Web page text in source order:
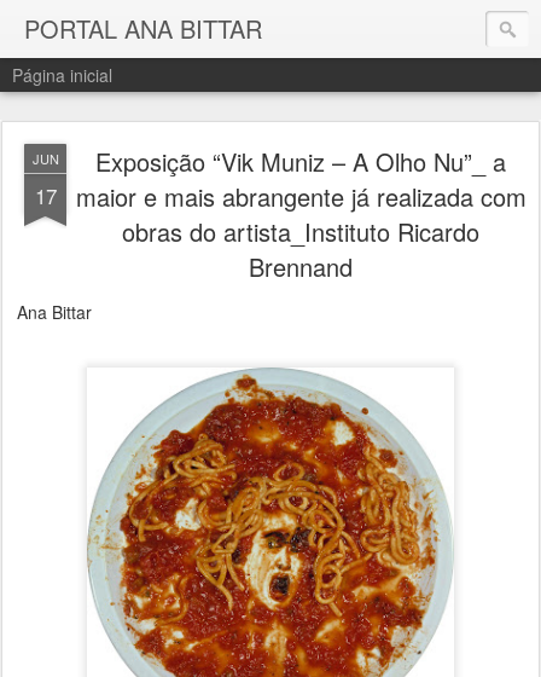
PORTAL ANA BITTAR
Página inicial
JUN
17
Exposição “Vik Muniz – A Olho Nu”_ a
maior e mais abrangente já realizada com
obras do artista_Instituto Ricardo
Brennand
Ana Bittar